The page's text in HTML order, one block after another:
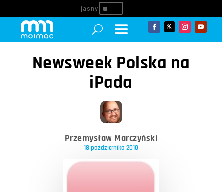
^
Newsweek Polska na
iPada
Przemysław Marczyński
18 października 2010